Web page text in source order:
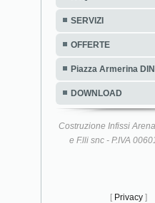
SERVIZI
OFFERTE
Piazza Armerina
DOWNLOAD
Costruzione Infissi
e F.lli snc - P.IVA
[ Privacy ]